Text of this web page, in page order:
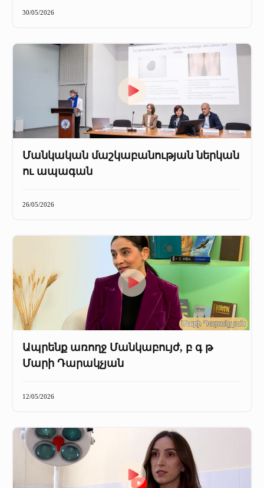
Մամուլը մեր մասին (2023-2024 թթ)
30/05/2026
Մանկական մաշկաբանության ներկան
ու ապագան
26/05/2026
Ապրենք առողջ Մանկաբույժ, բ գ թ
Մարի Դարակչյան
12/05/2026